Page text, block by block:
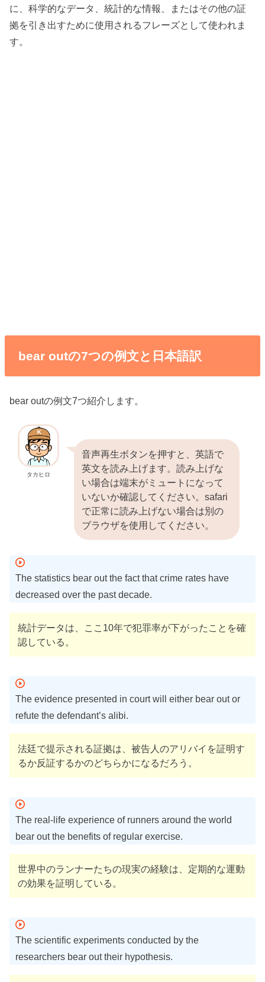
に、科学的なデータ、統計的な情報、またはその他の証
拠を引き出すために使用されるフレーズとして使われま
す。
bear outの7つの例文と日本語訳
bear outの例文7つ紹介します。
タカヒロ
音声再生ボタンを押すと、英語で
英文を読み上げます。読み上げな
い場合は端末がミュートになって
いないか確認してください。safari
で正常に読み上げない場合は別の
ブラウザを使用してください。
The statistics bear out the fact that crime rates have
decreased over the past decade.
統計データは、ここ10年で犯罪率が下がったことを確
認している。
The evidence presented in court will either bear out or
refute the defendant’s alibi.
法廷で提示される証拠は、被告人のアリバイを証明す
るか反証するかのどちらかになるだろう。
The real-life experience of runners around the world
bear out the benefits of regular exercise.
世界中のランナーたちの現実の経験は、定期的な運動
の効果を証明している。
The scientific experiments conducted by the
researchers bear out their hypothesis.